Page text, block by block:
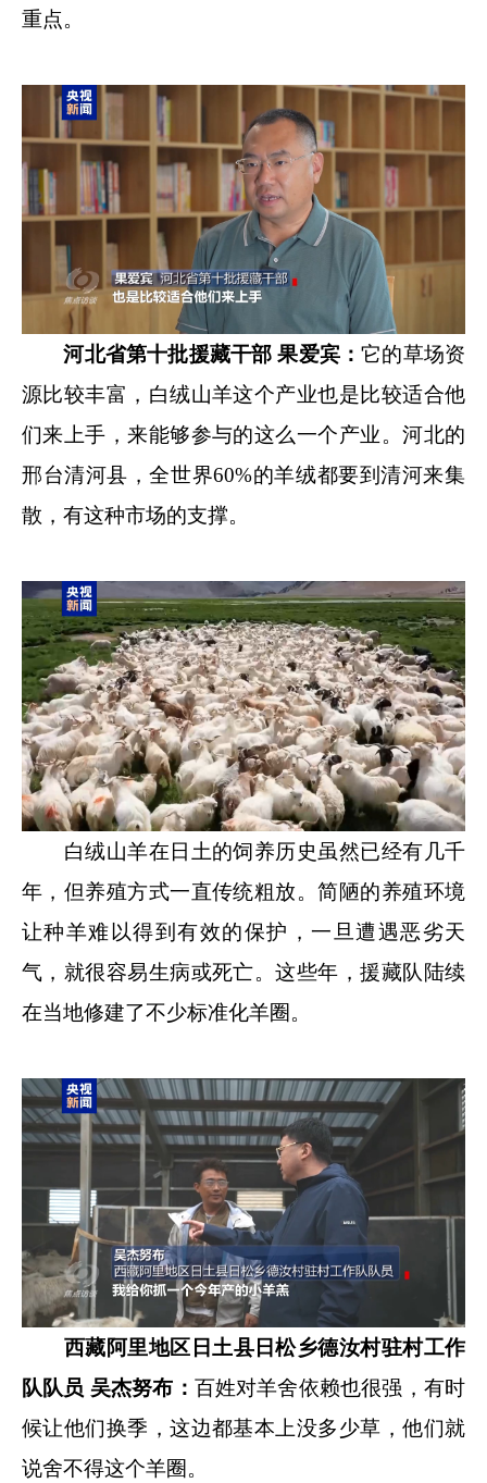
重点。
河北省第十批援藏干部 果爱宾：它的草场资
源比较丰富，白绒山羊这个产业也是比较适合他
们来上手，来能够参与的这么一个产业。河北的
邢台清河县，全世界60%的羊绒都要到清河来集
散，有这种市场的支撑。
白绒山羊在日土的饲养历史虽然已经有几千
年，但养殖方式一直传统粗放。简陋的养殖环境
让种羊难以得到有效的保护，一旦遭遇恶劣天
气，就很容易生病或死亡。这些年，援藏队陆续
在当地修建了不少标准化羊圈。
西藏阿里地区日土县日松乡德汝村驻村工作
队队员 吴杰努布： 百姓对羊舍依赖也很强，有时
候让他们换季，这边都基本上没多少草，他们就
说舍不得这个羊圈。